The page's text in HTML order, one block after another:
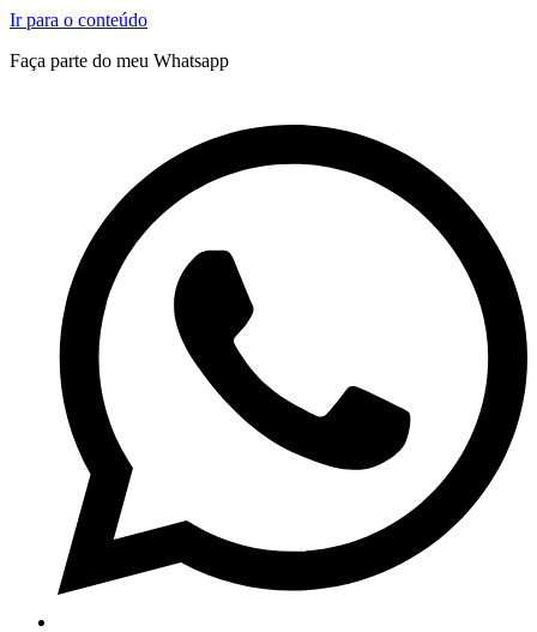
Ir para o conteúdo
Faça parte do meu Whatsapp